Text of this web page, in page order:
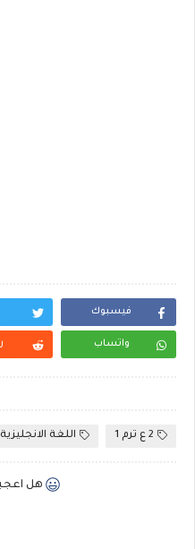
فيسبوك
واتساب
2 ع ترم 1 اللغة الانجليزية
هل